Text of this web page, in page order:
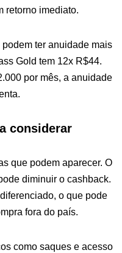
retorno imediato.
ter anuidade mais
Gold tem 12x R$44.
por mês, a anuidade
considerar
que podem aparecer. O
diminuir o cashback.
o que pode
fora do país.
como saques e acesso